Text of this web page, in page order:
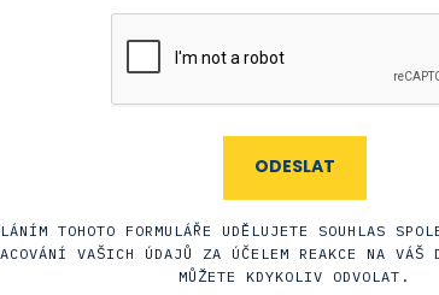
TOHOTO FORMULÁŘE UDĚLUJETE SOUHLAS
VAŠICH ÚDAJŮ ZA ÚČELEM REAKCE NA VÁŠ
MŮŽETE KDYKOLIV ODVOLAT.